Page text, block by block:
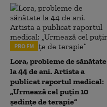
PRO FM
Lora, probleme de sănătate
la 44 de ani. Artista a
publicat raportul medical:
„Urmează cel puțin 10
ședințe de terapie”